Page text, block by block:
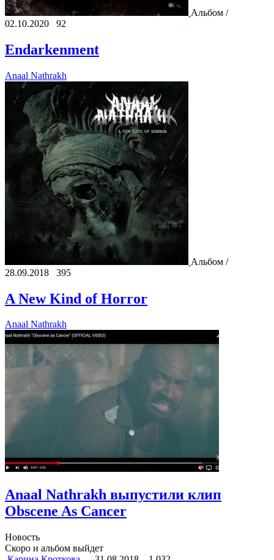
Альбом /
02.10.2020
92
Endarkenment
Anaal Nathrakh
Альбом /
28.09.2018
395
A New Kind of Horror
Anaal Nathrakh
Anaal Nathrakh выпустили клип
Obscene As Cancer
Новость
Скоро и альбом выйдет